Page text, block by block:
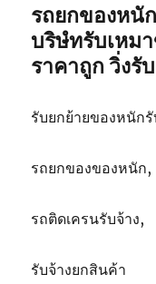
รถยกของหนั
บริษํทรับเหม
ราคาถูก วิ่งรั
รับยกย้ายของหนักรั
รถยกของของหนัก,
รถติดเครนรับจ้าง,
รับจ้างยกสินค้า